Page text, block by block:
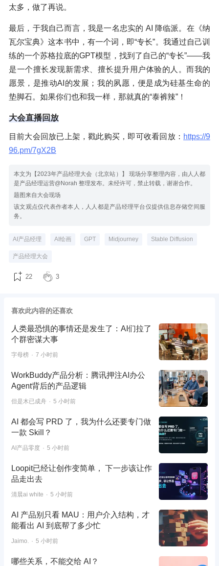
太多，做了再说。
最后，于我自己而言，我是一名忠实的 AI 降临派。在《纳
瓦尔宝典》这本书中，有一个词，即“专长”。我通过自己训
练的一个苏格拉底的GPT模型，找到了自己的“专长”——我
是一个擅长发现新需求、擅长提升用户体验的人。而我的
愿景，是推动AI的发展；我的夙愿，便是成为硅基生命的
垫脚石。如果你们也和我一样，那就真的“泰裤辣”！
大会直播回放
目前大会回放已上架，戳此购买，即可收看回放： https://9
96.pm/7gX2B
本文为【2023年产品经理大会（北京站）】 现场分享整理内容，由人人都
是产品经理运营@Norah 整理发布。未经许可，禁止转载，谢谢合作。
题图来自大会现场
该文观点仅代表作者本人，人人都是产品经理平台仅提供信息存储空间服
务。
AI产品经理 AI绘画 GPT Midjourney Stable Diffusion
产品经理大会
22 3
喜欢此内容的还喜欢
人类最恐惧的事情还是发生了：AI们拉了
个群密谋大事
字母榜 7 小时前
WorkBuddy产品分析：腾讯押注AI办公
Agent背后的产品逻辑
但是木已成舟 5 小时前
AI 都会写 PRD 了，我为什么还要专门做
一款 Skill？
AI产品零度 5 小时前
Loopit已经让创作变简单， 下一步该让作
品走出去
清晨ai white 5 小时前
AI 产品别只看 MAU：用户介入结构，才
能看出 AI 到底帮了多少忙
Jaimo. 5 小时前
哪些关系，不能交给 AI？